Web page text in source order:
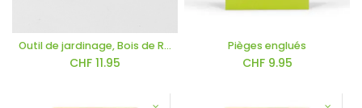
Outil de jardinage, Bois de Repiquage
CHF 11.95
Pièges englués
CHF 9.95